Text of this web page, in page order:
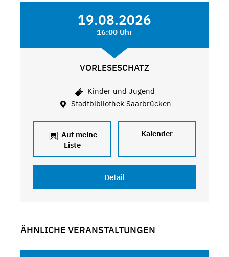
19.08.2026
16:00 Uhr
VORLESESCHATZ
Kinder und Jugend
Stadtbibliothek Saarbrücken
Auf meine
Liste
Kalender
Detail
ÄHNLICHE VERANSTALTUNGEN